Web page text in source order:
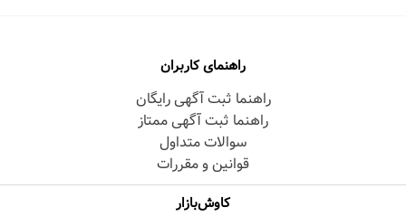
راهنمای کاربران
راهنما ثبت آگهی رایگان
راهنما ثبت آگهی ممتاز
سوالات متداول
قوانین و مقررات
کاوش‌بازار